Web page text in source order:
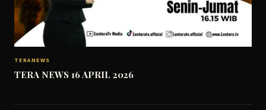
TERANEWS
TERA NEWS 16 APRIL 2026